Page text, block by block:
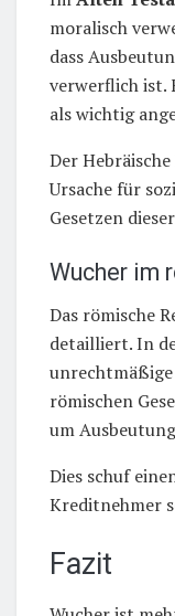
moralisch
dass
verwerflich ist.
als wichtig
Der
Ursache für
Gesetzen
Wucher im
Das römische
detailliert. In
römischen
um
Dies schuf
Kreditnehmer
Fazit